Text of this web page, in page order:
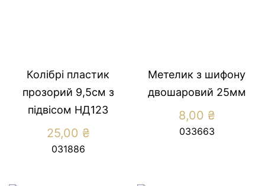
Колібрі пластик
прозорий 9,5см з
підвісом НД123
25,00 ₴
031886
Метелик з шифону
двошаровий 25мм
8,00 ₴
033663